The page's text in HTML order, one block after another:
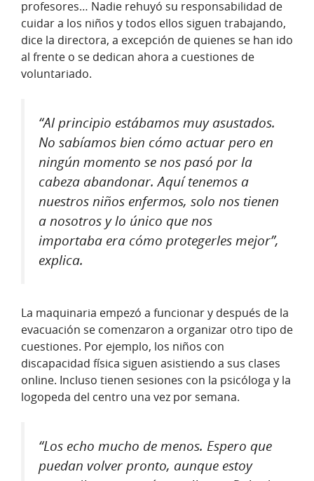
profesores… Nadie rehuyó su responsabilidad de
cuidar a los niños y todos ellos siguen trabajando,
dice la directora, a excepción de quienes se han ido
al frente o se dedican ahora a cuestiones de
voluntariado.
“Al principio estábamos muy asustados.
No sabíamos bien cómo actuar pero en
ningún momento se nos pasó por la
cabeza abandonar. Aquí tenemos a
nuestros niños enfermos, solo nos tienen
a nosotros y lo único que nos
importaba era cómo protegerles mejor”,
explica.
La maquinaria empezó a funcionar y después de la
evacuación se comenzaron a organizar otro tipo de
cuestiones. Por ejemplo, los niños con
discapacidad física siguen asistiendo a sus clases
online. Incluso tienen sesiones con la psicóloga y la
logopeda del centro una vez por semana.
“Los echo mucho de menos. Espero que
puedan volver pronto, aunque estoy